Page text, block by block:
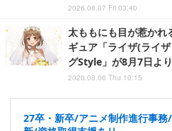
2026.08.07 Fri 03:40
太ももにも目が惹かれ
ギュア「ライザ(ライ
グStyle」が8月7日よ
2026.08.06 Thu 10:15
27卒・新卒/アニメ制作進行事